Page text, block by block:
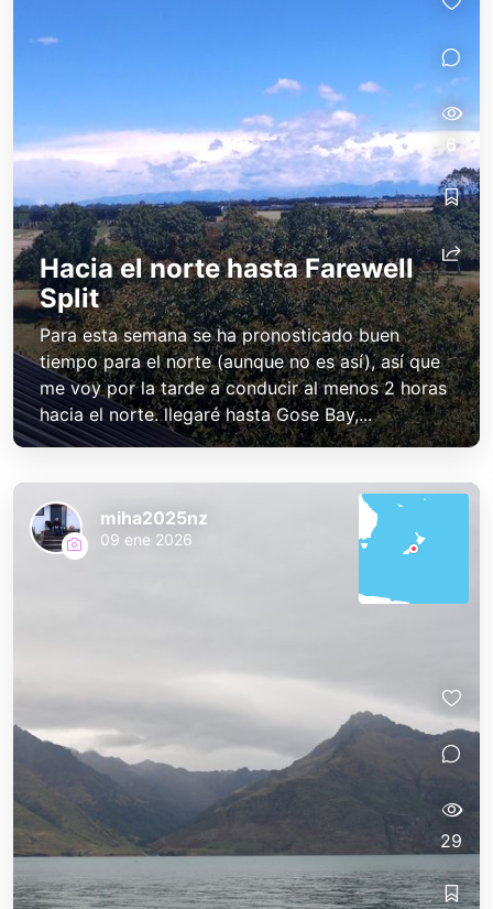
Hacia el norte hasta Farewell
Split
Para esta semana se ha pronosticado buen
tiempo para el norte (aunque no es así), así que
me voy por la tarde a conducir al menos 2 horas
hacia el norte. llegaré hasta Gose Bay,...
6
miha2025nz
09 ene 2026
29